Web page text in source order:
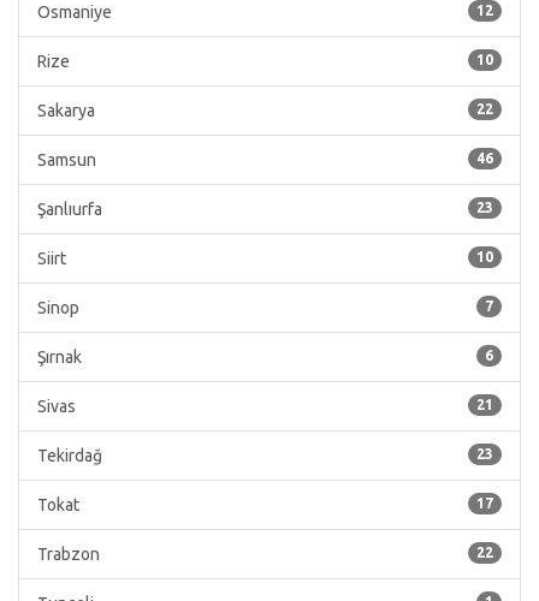
12
Osmaniye
10
Rize
22
Sakarya
46
Samsun
23
Şanlıurfa
10
Siirt
7
Sinop
6
Şırnak
21
Sivas
23
Tekirdağ
17
Tokat
22
Trabzon